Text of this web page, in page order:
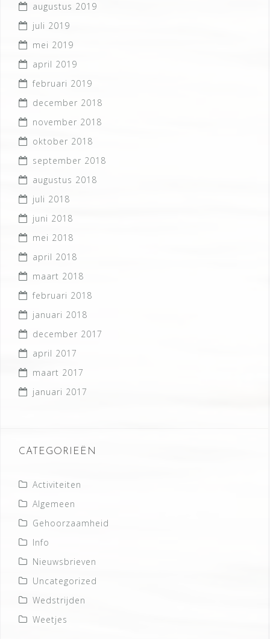
augustus 2019
juli 2019
mei 2019
april 2019
februari 2019
december 2018
november 2018
oktober 2018
september 2018
augustus 2018
juli 2018
juni 2018
mei 2018
april 2018
maart 2018
februari 2018
januari 2018
december 2017
april 2017
maart 2017
januari 2017
CATEGORIEËN
Activiteiten
Algemeen
Gehoorzaamheid
Info
Nieuwsbrieven
Uncategorized
Wedstrijden
Weetjes